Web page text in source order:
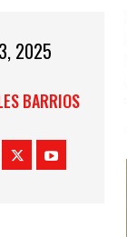
2025
BARRIOS